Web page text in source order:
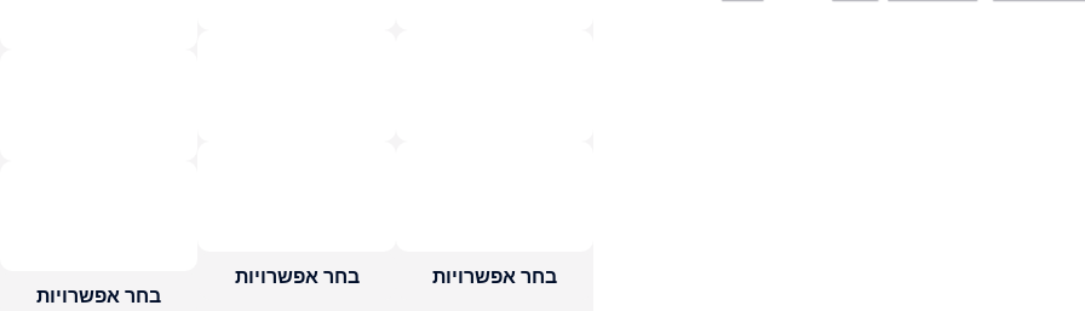
בחר אפשרויות בחר אפשרויות
בחר אפשרויות